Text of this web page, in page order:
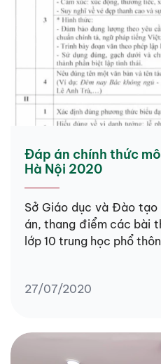
Đáp án chính thức
Hà Nội 2020
Sở Giáo dục và Đào
án, thang điểm các bài
lớp 10 trung học phổ
27/07/2020